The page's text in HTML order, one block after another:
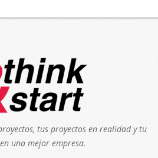
tus proyectos en realidad y tu
una mejor empresa.